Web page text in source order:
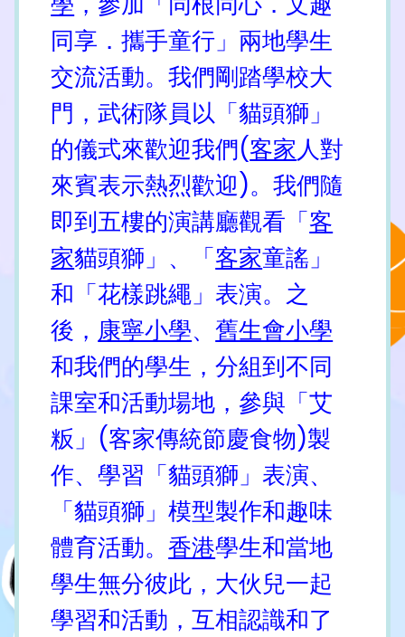
同享．攜手童行」兩地學生
交流活動。我們剛踏學校大
門，武術隊員以「貓頭獅」
的儀式來歡迎我們(客家人對
來賓表示熱烈歡迎)。我們隨
即到五樓的演講廳觀看「客
家貓頭獅」、「客家童謠」
和「花樣跳繩」表演。之
後， 康寧小學、舊生會小學
和我們的學生，分組到不同
課室和活動場地，參與「艾
粄」(客家傳統節慶食物)製
作、學習「貓頭獅」表演、
「貓頭獅」模型製作和趣味
體育活動。香港學生和當地
學生無分彼此，大伙兒一起
學習和活動，互相認識和了